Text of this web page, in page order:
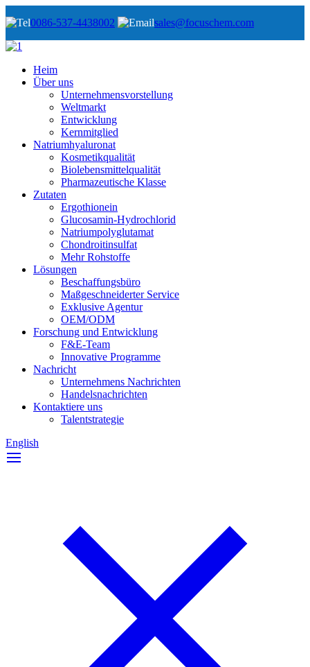
0086-537-4438002 sales@focuschem.com
Heim
Über uns
Unternehmensvorstellung
Weltmarkt
Entwicklung
Kernmitglied
Natriumhyaluronat
Kosmetikqualität
Biolebensmittelqualität
Pharmazeutische Klasse
Zutaten
Ergothionein
Glucosamin-Hydrochlorid
Natriumpolyglutamat
Chondroitinsulfat
Mehr Rohstoffe
Lösungen
Beschaffungsbüro
Maßgeschneiderter Service
Exklusive Agentur
OEM/ODM
Forschung und Entwicklung
F&E-Team
Innovative Programme
Nachricht
Unternehmens Nachrichten
Handelsnachrichten
Kontaktiere uns
Talentstrategie
English